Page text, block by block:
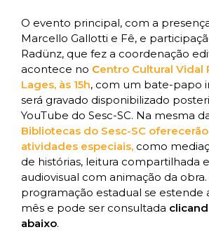
O evento principal, com a
Marcello Gallotti e Fê, e
Radünz, que fez a coordenação
acontece no Centro Cultural Vidal
Lages, às 15h, com um bate-papo
será gravado disponibilizado
YouTube do Sesc-SC. Na mesma
Bibliotecas do Sesc-SC
atividades especiais, como
de histórias, leitura compartilhada
audiovisual com animação da obra.
programação estadual se estende
mês e pode ser consultada
abaixo.